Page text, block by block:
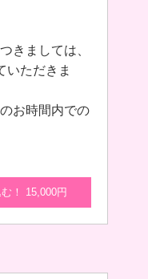
きましては、
いただきま
お時間内での
！ 15,000円